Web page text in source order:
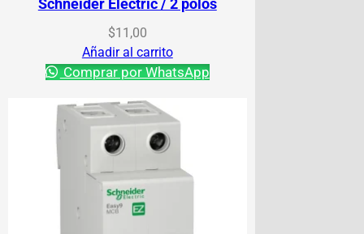
$11,00
Añadir al carrito
Comprar por WhatsApp